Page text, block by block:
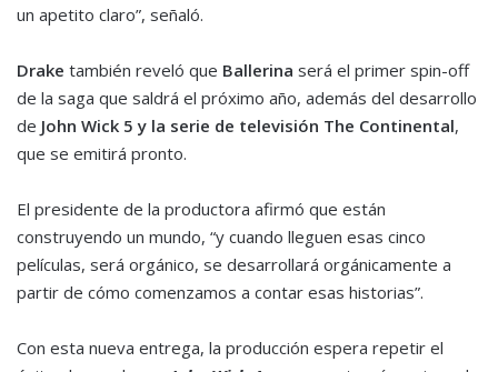
un apetito claro”, señaló.
Drake también reveló que Ballerina será el primer spin-off
de la saga que saldrá el próximo año, además del desarrollo
de John Wick 5 y la serie de televisión The Continental,
que se emitirá pronto.
El presidente de la productora afirmó que están
construyendo un mundo, “y cuando lleguen esas cinco
películas, será orgánico, se desarrollará orgánicamente a
partir de cómo comenzamos a contar esas historias”.
Con esta nueva entrega, la producción espera repetir el